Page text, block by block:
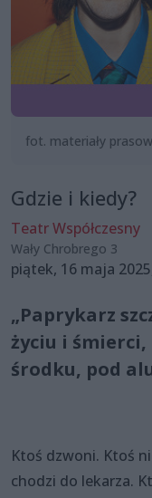
fot. materiały
Gdzie i kiedy?
Teatr Współczesny
Wały Chrobrego 3
piątek, 16 maja
„Paprykarz
życiu i
środku, pod
Ktoś dzwoni. Ktoś
chodzi do lekarza.